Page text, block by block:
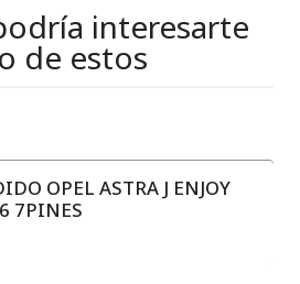
interesarte
de estos
OPEL ASTRA J ENJOY
7PINES